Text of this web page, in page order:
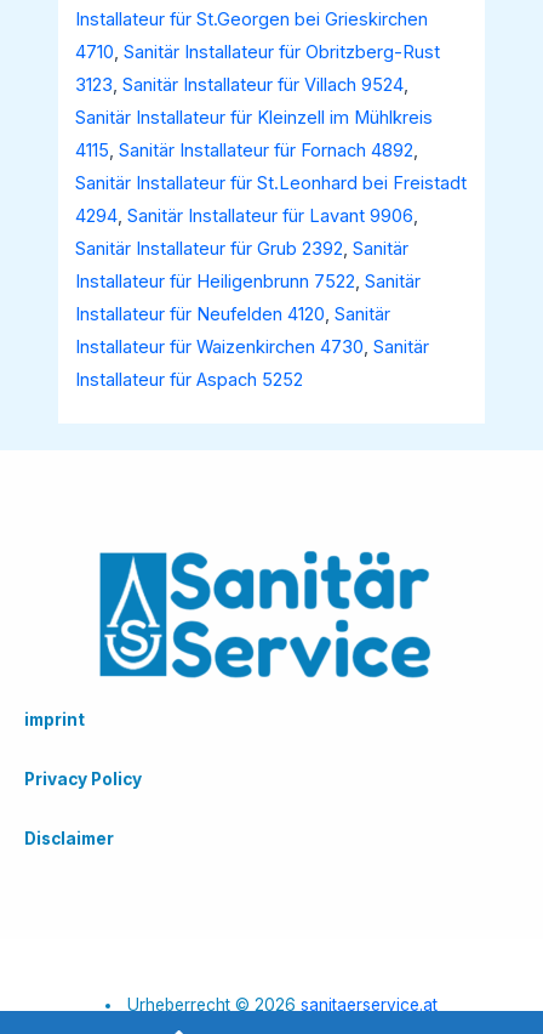
Installateur für St.Georgen bei Grieskirchen
4710,Sanitär Installateur für Obritzberg-Rust
3123,Sanitär Installateur für Villach 9524,
Sanitär Installateur für Kleinzell im Mühlkreis
4115,Sanitär Installateur für Fornach 4892,
Sanitär Installateur für St.Leonhard bei Freistadt
4294,Sanitär Installateur für Lavant 9906,
Sanitär Installateur für Grub 2392,Sanitär
Installateur für Heiligenbrunn 7522,Sanitär
Installateur für Neufelden 4120,Sanitär
Installateur für Waizenkirchen 4730,Sanitär
Installateur für Aspach 5252
imprint
Privacy Policy
Disclaimer
Urheberrecht © 2026sanitaerservice.at